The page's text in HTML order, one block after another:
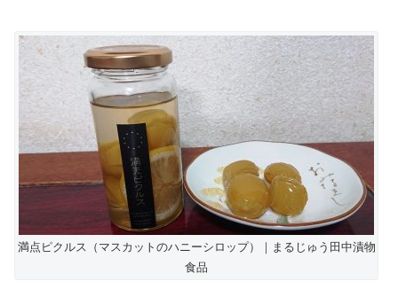
満点ピクルス（マスカットのハニーシロップ）｜まるじゅう田中漬物
食品